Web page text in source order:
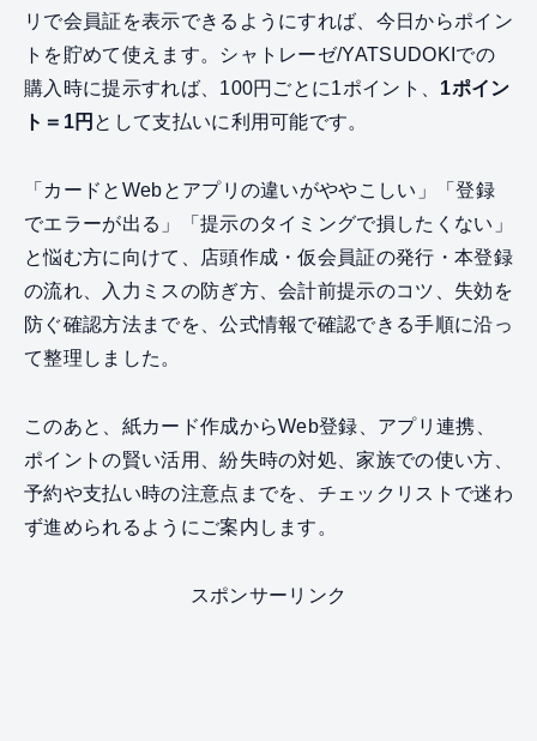
リで会員証を表示できるようにすれば、今日からポイン
トを貯めて使えます。シャトレーゼ/YATSUDOKIでの
購入時に提示すれば、100円ごとに1ポイント、 1ポイン
ト＝1円 として支払いに利用可能です。
「カードとWebとアプリの違いがややこしい」「登録
でエラーが出る」「提示のタイミングで損したくない」
と悩む方に向けて、店頭作成・仮会員証の発行・本登録
の流れ、入力ミスの防ぎ方、会計前提示のコツ、失効を
防ぐ確認方法までを、公式情報で確認できる手順に沿っ
て整理しました。
このあと、紙カード作成からWeb登録、アプリ連携、
ポイントの賢い活用、紛失時の対処、家族での使い方、
予約や支払い時の注意点までを、チェックリストで迷わ
ず進められるようにご案内します。
スポンサーリンク